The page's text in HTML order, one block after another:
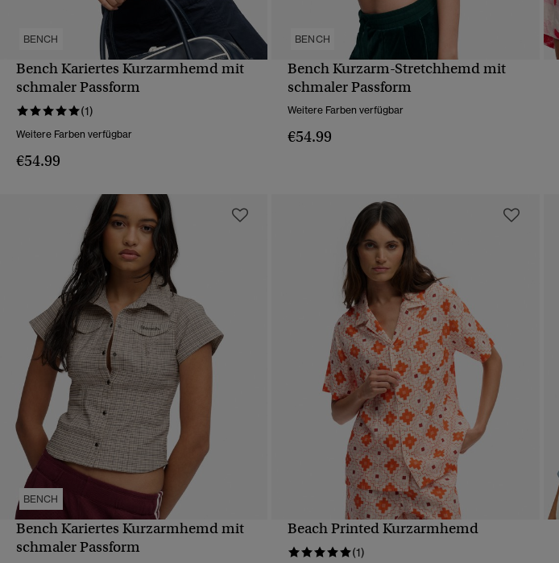
BENCH
SCHNELLANSICHT
Bench Kariertes Kurzarmhemd mit
schmaler Passform
(1)
Weitere Farben verfügbar
€54.99
BENCH
SCHNELLANSICHT
Bench Kurzarm-Stretchhemd mit
schmaler Passform
Weitere Farben verfügbar
€54.99
BENCH
SCHNELLANSICHT
Bench Kariertes Kurzarmhemd mit
schmaler Passform
Beach Printed Kurzarmhemd
(1)